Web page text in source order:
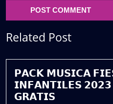
Related Post
𝗣𝗔𝗖𝗞 𝗠𝗨𝗦𝗜𝗖𝗔
𝗜𝗡𝗙𝗔𝗡𝗧𝗜𝗟𝗘𝗦
𝗚𝗥𝗔𝗧𝗜𝗦